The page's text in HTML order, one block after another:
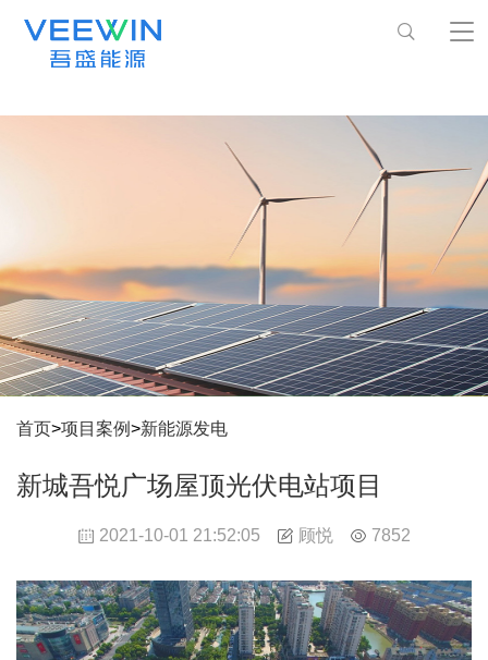
首页>项目案例>新能源发电
新城吾悦广场屋顶光伏电站项目
2021-10-01 21:52:05 顾悦 7852